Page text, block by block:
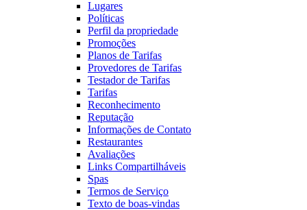
Lugares
Políticas
Perfil da propriedade
Promoções
Planos de Tarifas
Provedores de Tarifas
Testador de Tarifas
Tarifas
Reconhecimento
Reputação
Informações de Contato
Restaurantes
Avaliações
Links Compartilháveis
Spas
Termos de Serviço
Texto de boas-vindas